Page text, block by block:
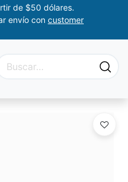
de $50 dólares.
envío con customer